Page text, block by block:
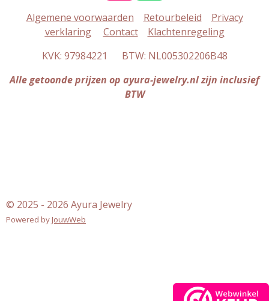
n
s
t
a
g
r
a
h
a
t
s
A
p
Algemene voorwaarden Retourbeleid
Privacy
verklaring
Contact
Klachtenregeling
KVK: 97984221 BTW: NL005302206B48
Alle getoonde prijzen op ayura-jewelry.nl zijn inclusief
BTW
© 2025 - 2026 Ayura Jewelry
Powered byJouwWeb